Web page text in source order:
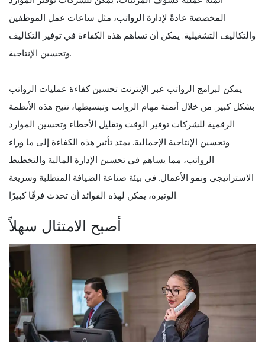
المخصصة عادةً لإدارة الرواتب، مثل ساعات عمل الموظفين
والتكاليف التشغيلية. يمكن أن تساهم هذه الكفاءة في توفير التكاليف
وتحسين الإنتاجية.
يمكن لبرامج الرواتب عبر الإنترنت تحسين كفاءة عمليات الرواتب
بشكل كبير. من خلال أتمتة مهام الرواتب وتبسيطها، تتيح هذه الأنظمة
الرقمية للشركات توفير الوقت وتقليل الأخطاء وتحسين الموارد
وتحسين الإنتاجية الإجمالية. يمتد تأثير هذه الكفاءة إلى ما وراء
الرواتب، مما يساهم في تحسين الإدارة المالية والتخطيط
الاستراتيجي ونمو الأعمال. في بيئة صناعة الضيافة المتطلبة وسريعة
الوتيرة، يمكن لهذه الفوائد أن تحدث فرقًا كبيرًا.
أصبح الامتثال سهلاً